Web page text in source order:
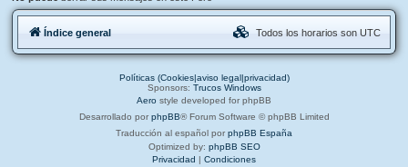
Índice general Todos los horarios son UTC
Políticas (Cookies|aviso legal|privacidad)
Sponsors: Trucos Windows
Aero style developed for phpBB
Desarrollado por phpBB® Forum Software © phpBB Limited
Traducción al español por phpBB España
Optimized by: phpBB SEO
Privacidad | Condiciones